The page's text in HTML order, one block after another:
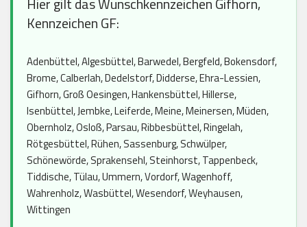
Kennzeichen GF:
Adenbüttel, Algesbüttel, Barwedel, Bergfeld, Bokensdorf,
Brome, Calberlah, Dedelstorf, Didderse, Ehra-Lessien,
Gifhorn, Groß Oesingen, Hankensbüttel, Hillerse,
Isenbüttel, Jembke, Leiferde, Meine, Meinersen, Müden,
Obernholz, Osloß, Parsau, Ribbesbüttel, Ringelah,
Rötgesbüttel, Rühen, Sassenburg, Schwülper,
Schönewörde, Sprakensehl, Steinhorst, Tappenbeck,
Tiddische, Tülau, Ummern, Vordorf, Wagenhoff,
Wahrenholz, Wasbüttel, Wesendorf, Weyhausen,
Wittingen